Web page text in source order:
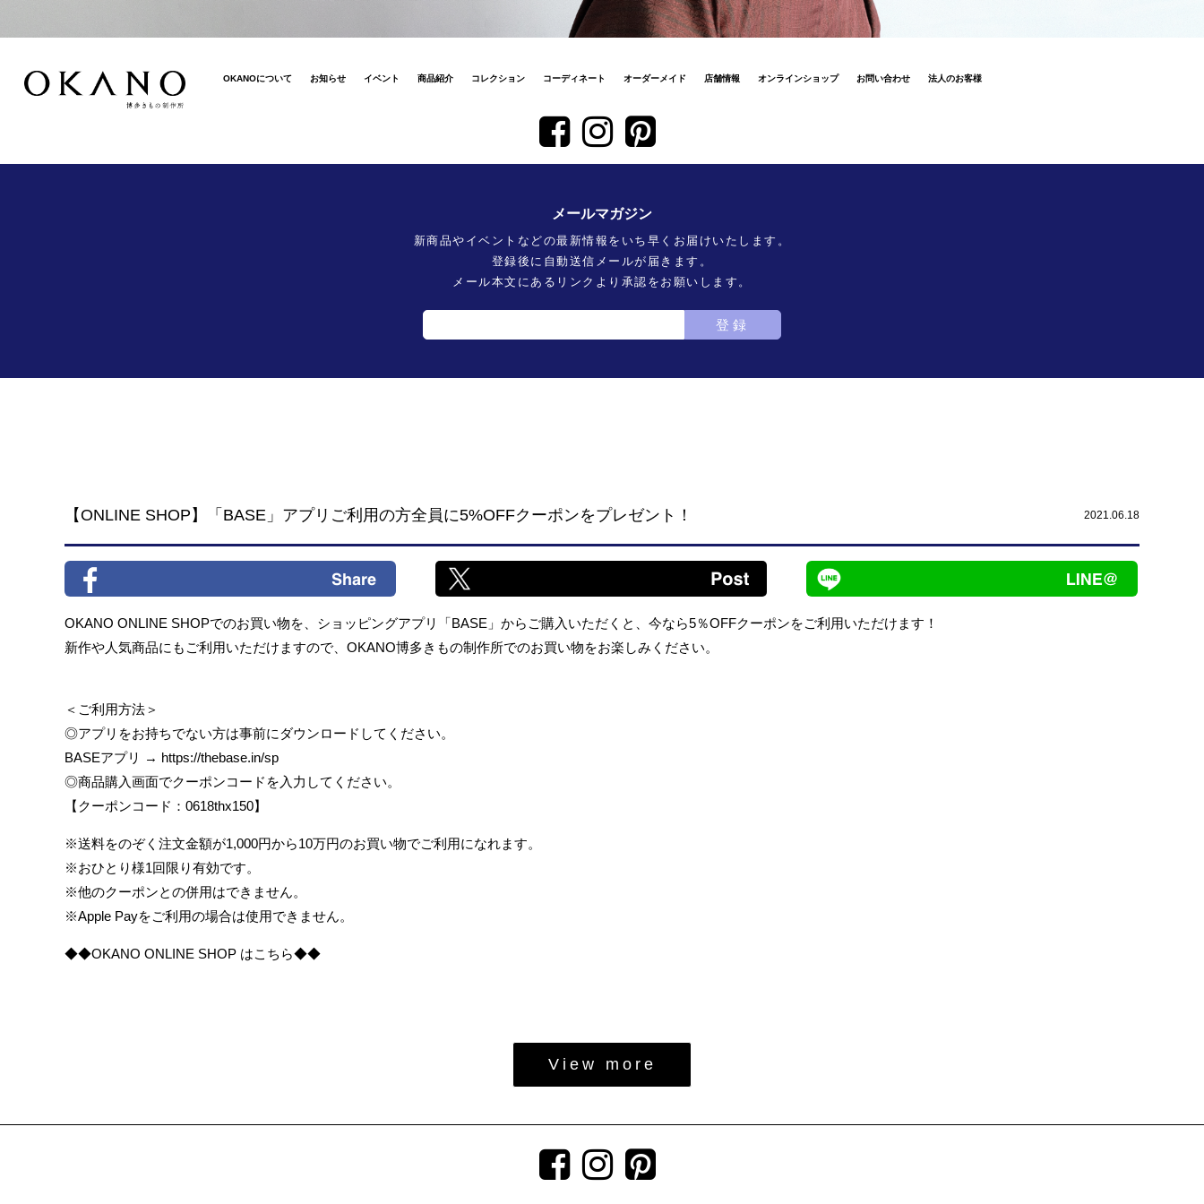
OKANOについて お知らせ イベント 商品紹介 コレクション コーディネート オーダーメイド 店舗情報 オンラインショップ お問い合わせ 法人のお客様
メールマガジン
新商品やイベントなどの最新情報をいち早くお届けいたします。
登録後に自動送信メールが届きます。
メール本文にあるリンクより承認をお願いします。
登録
【ONLINE SHOP】「BASE」アプリご利用の方全員に5%OFFクーポンをプレゼント！ 2021.06.18
OKANO ONLINE SHOPでのお買い物を、ショッピングアプリ「BASE」からご購入いただくと、今なら5％OFFクーポンをご利用いただけます！
新作や人気商品にもご利用いただけますので、OKANO博多きもの制作所でのお買い物をお楽しみください。
＜ご利用方法＞
◎アプリをお持ちでない方は事前にダウンロードしてください。
BASEアプリ → https://thebase.in/sp
◎商品購入画面でクーポンコードを入力してください。
【クーポンコード：0618thx150】
※送料をのぞく注文金額が1,000円から10万円のお買い物でご利用になれます。
※おひとり様1回限り有効です。
※他のクーポンとの併用はできません。
※Apple Payをご利用の場合は使用できません。
◆◆OKANO ONLINE SHOP はこちら◆◆
View more